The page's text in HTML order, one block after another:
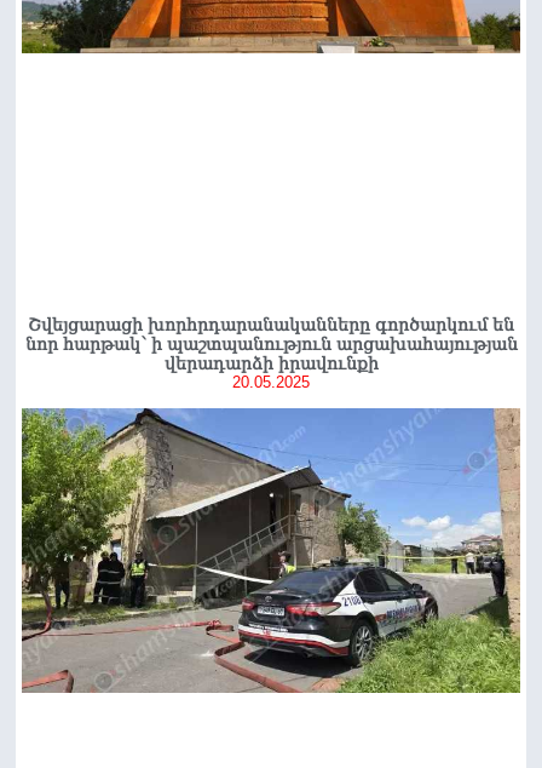
Շվեյցարացի խորհրդարանականները գործարկում են
նոր հարթակ՝ ի պաշտպանություն արցախահայության
վերադարձի իրավունքի
20.05.2025